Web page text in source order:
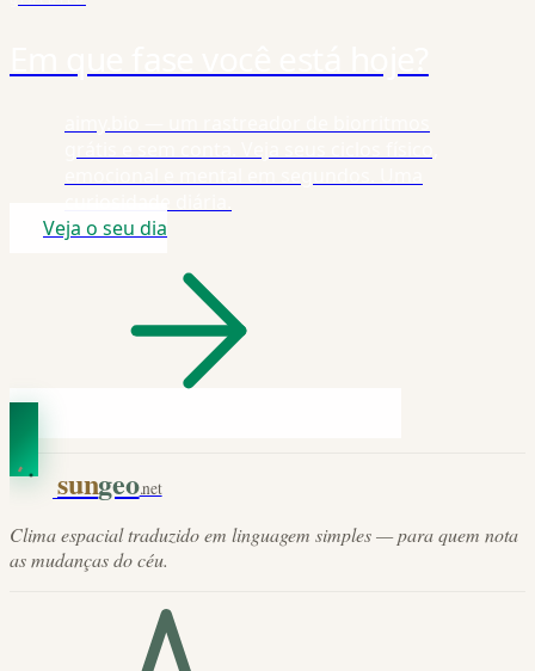
Veja o seu dia
sungeo.net
Clima espacial traduzido em linguagem simples — para quem nota
as mudanças do céu.